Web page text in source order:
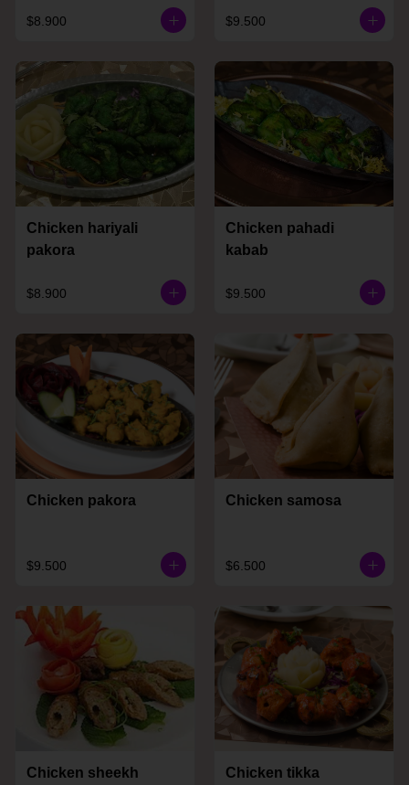
$8.900 $9.500
Chicken hariyali
pakora
$8.900
Chicken pahadi
kabab
$9.500
Chicken pakora
$9.500
Chicken samosa
$6.500
Chicken sheekh
Chicken tikka